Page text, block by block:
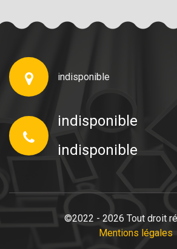
indisponible
indisponible
indisponible
©2022 - 2026 Tout droit
Mentions légales